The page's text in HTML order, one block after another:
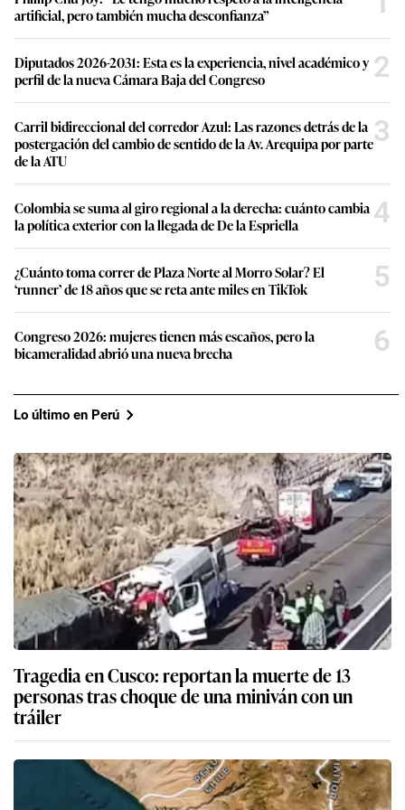
artificial, pero también mucha desconfianza”
Diputados 2026-2031: Esta es la experiencia, nivel académico y
perfil de la nueva Cámara Baja del Congreso
2
Carril bidireccional del corredor Azul: Las razones detrás de la
postergación del cambio de sentido de la Av. Arequipa por parte
de la ATU
3
Colombia se suma al giro regional a la derecha: cuánto cambia
la política exterior con la llegada de De la Espriella
4
¿Cuánto toma correr de Plaza Norte al Morro Solar? El
‘runner’ de 18 años que se reta ante miles en TikTok
5
Congreso 2026: mujeres tienen más escaños, pero la
bicameralidad abrió una nueva brecha
6
Lo último en Perú
Tragedia en Cusco: reportan la muerte de 13
personas tras choque de una miniván con un
tráiler